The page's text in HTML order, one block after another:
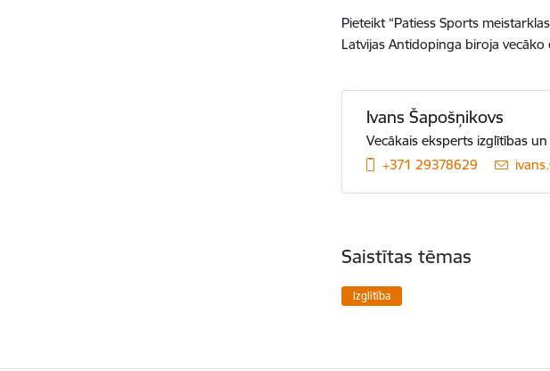
Pieteikt “Patiess Sports
Latvijas Antidopinga biroja
Ivans Šapošņikovs
Vecākais eksperts izglītības
+371 29378629
E-
Saistītas tēmas
Izglītība